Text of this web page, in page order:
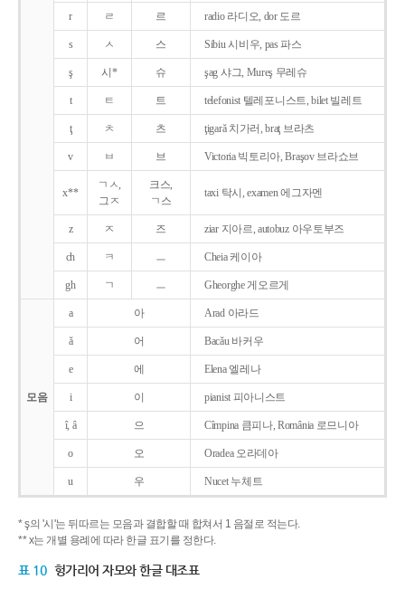
r ㄹ 르 radio 라디오, dor 도르
s ㅅ 스 Sibiu 시비우, pas 파스
ş 시* 슈 şag 샤그, Mureş 무레슈
t ㅌ 트 telefonist 텔레포니스트, bilet 빌레트
ţ ㅊ 츠 ţigarǎ 치가러, braţ 브라츠
v ㅂ 브 Victoria 빅토리아, Braşov 브라쇼브
x**
ㄱㅅ,
그ㅈ
크스,
ㄱ스
taxi 탁시, examen 에그자멘
z ㅈ 즈 ziar 지아르, autobuz 아우토부즈
ch ㅋ ㅡ Cheia 케이아
gh ㄱ ㅡ Gheorghe 게오르게
모음
a 아 Arad 아라드
ǎ 어 Bacǎu 바커우
e 에 Elena 엘레나
i 이 pianist 피아니스트
î, â 으 Cîmpina 큼피나, România 로므니아
o 오 Oradea 오라데아
u 우 Nucet 누체트
* ş의 '시'는 뒤따르는 모음과 결합할 때 합쳐서 1 음절로 적는다.
** x는 개별 용례에 따라 한글 표기를 정한다.
표 10 헝가리어 자모와 한글 대조표